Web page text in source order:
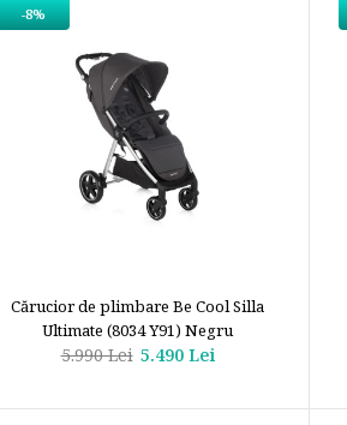
-8%
Cărucior de plimbare Be Cool Silla
Ultimate (8034 Y91) Negru
5.990 Lei 5.490 Lei